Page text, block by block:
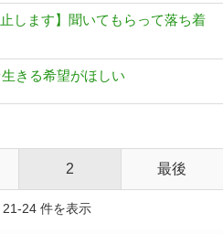
します】聞いてもらって落ち着
生きる希望がほしい
2 最後
24 件を表示